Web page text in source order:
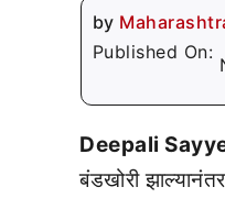
by
Published On:
Deepali
बंडखोरी